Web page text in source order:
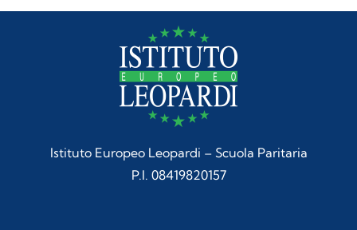
Istituto Europeo Leopardi – Scuola Paritaria
P.I. 08419820157